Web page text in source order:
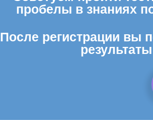
пробелы в знаниях
После регистрации вы